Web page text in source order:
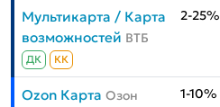
Мультикарта / Карта
возможностей ВТБ
ДК КК
2-25%
Ozon Карта Озон
1-10%